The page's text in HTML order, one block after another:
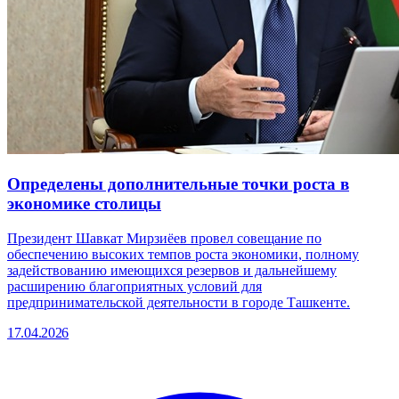
Определены дополнительные точки роста в
экономике столицы
Президент Шавкат Мирзиёев провел совещание по
обеспечению высоких темпов роста экономики, полному
задействованию имеющихся резервов и дальнейшему
расширению благоприятных условий для
предпринимательской деятельности в городе Ташкенте.
17.04.2026